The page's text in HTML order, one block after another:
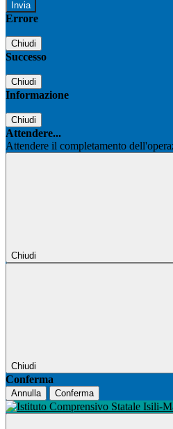
Errore
Chiudi
Successo
Chiudi
Informazione
Chiudi
Attendere...
Attendere il completamento
Chiudi
Chiudi
Conferma
Annulla Conferma